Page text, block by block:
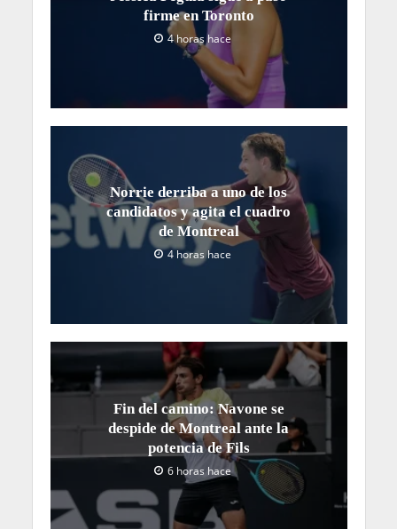
firme en Toronto
4 horas hace
Norrie derriba a uno de los
candidatos y agita el cuadro
de Montreal
4 horas hace
Fin del camino: Navone se
despide de Montreal ante la
potencia de Fils
6 horas hace